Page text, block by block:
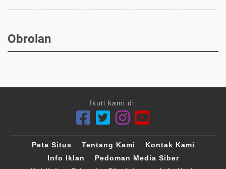
Obrolan
Ikuti kami di:
Peta Situs Tentang Kami
Kontak Kami
Info Iklan
Pedoman Media Siber